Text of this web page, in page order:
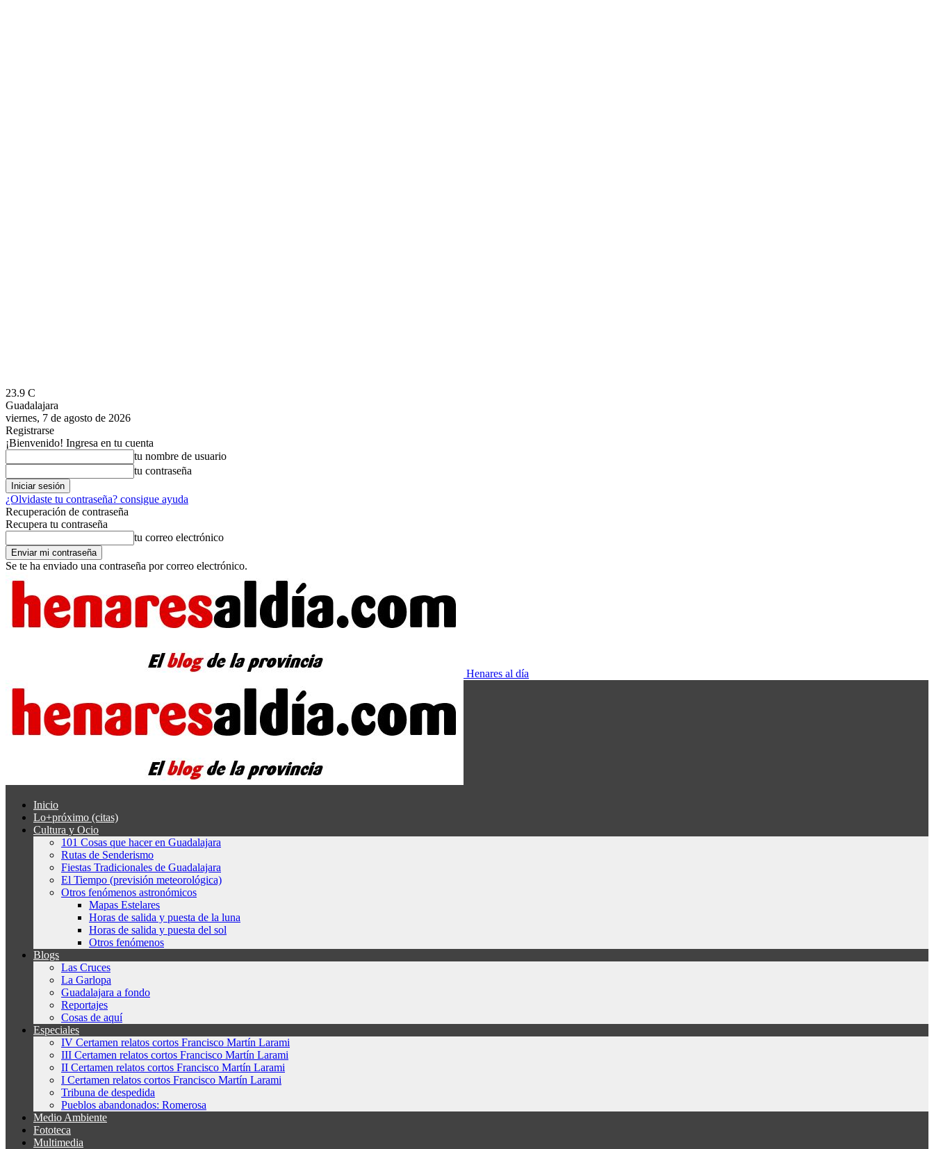
23.9 C
Guadalajara
viernes, 7 de agosto de 2026
Registrarse
¡Bienvenido! Ingresa en tu cuenta
tu nombre de usuario
tu contraseña
¿Olvidaste tu contraseña? consigue ayuda
Recuperación de contraseña
Recupera tu contraseña
tu correo electrónico
Se te ha enviado una contraseña por correo electrónico.
Henares al día
Inicio
Lo+próximo (citas)
Cultura y Ocio
101 Cosas que hacer en Guadalajara
Rutas de Senderismo
Fiestas Tradicionales de Guadalajara
El Tiempo (previsión meteorológica)
Otros fenómenos astronómicos
Mapas Estelares
Horas de salida y puesta de la luna
Horas de salida y puesta del sol
Otros fenómenos
Blogs
Las Cruces
La Garlopa
Guadalajara a fondo
Reportajes
Cosas de aquí
Especiales
IV Certamen relatos cortos Francisco Martín Larami
III Certamen relatos cortos Francisco Martín Larami
II Certamen relatos cortos Francisco Martín Larami
I Certamen relatos cortos Francisco Martín Larami
Tribuna de despedida
Pueblos abandonados: Romerosa
Medio Ambiente
Fototeca
Multimedia